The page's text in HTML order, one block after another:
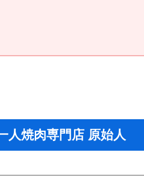
焼肉専門店 原始人